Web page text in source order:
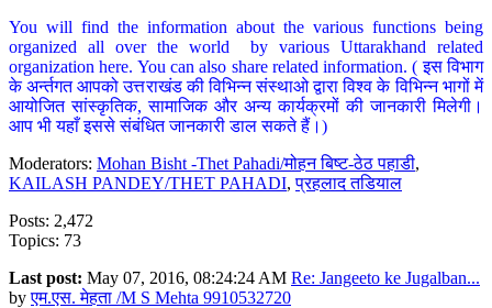
You will find the information about the various functions being
organized all over the world by various Uttarakhand related
organization here. You can also share related information. ( इस विभाग
के अर्न्तगत आपको उत्तराखंड की विभिन्न संस्थाओ द्वारा विश्व के विभिन्न भागों में
आयोजित सांस्कृतिक, सामाजिक और अन्य कार्यक्रमों की जानकारी मिलेगी।
आप भी यहाँ इससे संबंधित जानकारी डाल सकते हैं।)
Moderators: Mohan Bisht -Thet Pahadi/मोहन बिष्ट-ठेठ पहाडी,
KAILASH PANDEY/THET PAHADI,प्रहलाद तडियाल
Posts: 2,472
Topics: 73
Last post: May 07, 2016, 08:24:24 AM Re: Jangeeto ke Jugalban...
byएम.एस. मेहता /M S Mehta 9910532720